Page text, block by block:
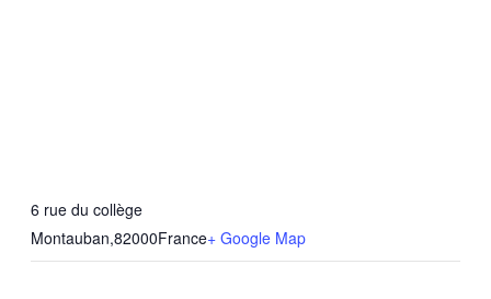
6 rue du collège
Montauban,82000France+ Google Map